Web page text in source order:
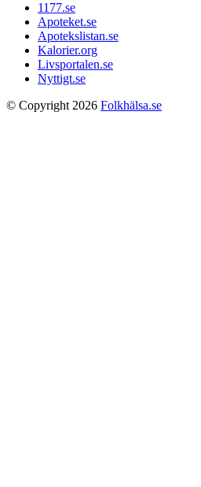
1177.se
Apoteket.se
Apotekslistan.se
Kalorier.org
Livsportalen.se
Nyttigt.se
© Copyright 2026 Folkhälsa.se